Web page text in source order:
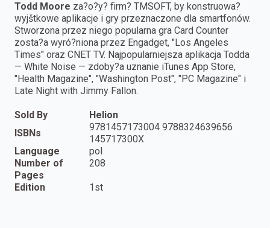
Todd Moore za?o?y? firm? TMSOFT, by konstruowa?
wyjštkowe aplikacje i gry przeznaczone dla smartfonów.
Stworzona przez niego popularna gra Card Counter
zosta?a wyró?niona przez Engadget, "Los Angeles
Times" oraz CNET TV. Najpopularniejsza aplikacja Todda
— White Noise — zdoby?a uznanie iTunes App Store,
"Health Magazine", "Washington Post", "PC Magazine" i
Late Night with Jimmy Fallon.
Sold By
Helion
ISBNs
9781457173004 9788324639656
145717300X
Language
pol
Number of
Pages
208
Edition 1st